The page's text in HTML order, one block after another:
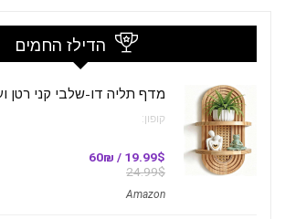
הדילז החמים
מדף תליה דו-שלבי קני רטן
קופון:
19.99$ / 60₪
24.99$
Amazon